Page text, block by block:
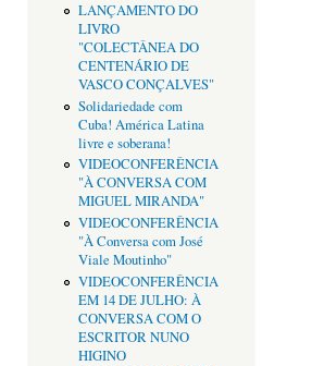
LANÇAMENTO DO
LIVRO
"COLECTÂNEA DO
CENTENÁRIO DE
VASCO CONÇALVES"
Solidariedade com
Cuba! América Latina
livre e soberana!
VIDEOCONFERÊNCIA
"À CONVERSA COM
MIGUEL MIRANDA"
VIDEOCONFERÊNCIA
"À Conversa com José
Viale Moutinho"
VIDEOCONFERÊNCIA
EM 14 DE JULHO: À
CONVERSA COM O
ESCRITOR NUNO
HIGINO